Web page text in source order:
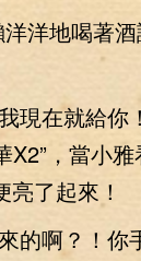
洋地喝著酒
在就給你
X2”，當小
了起來！
啊？！你